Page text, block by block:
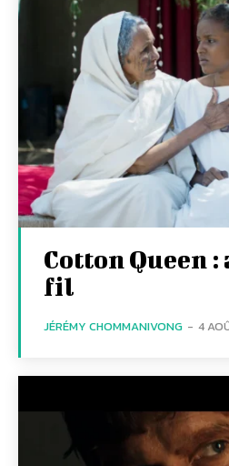
Cotton Queen :
fil
JÉRÉMY CHOMMANIVONG - 4